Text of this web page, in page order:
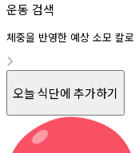
운동 검색
체중을 반영한 예상 소모 칼
오늘 식단에 추가하기